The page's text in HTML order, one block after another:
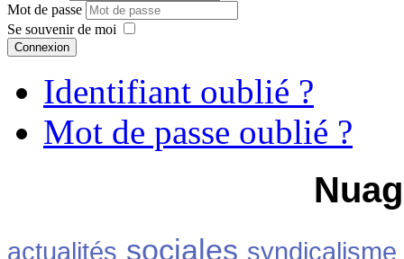
Mot de passe
Se souvenir de moi
Connexion
Identifiant oublié ?
Mot de passe oublié ?
actualités sociales syndicalisme